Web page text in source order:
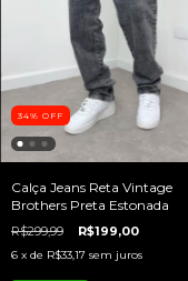
34% OFF
Calça Jeans Reta Vintage
Brothers Preta Estonada
R$299,99 R$199,00
6 x de R$33,17 sem juros